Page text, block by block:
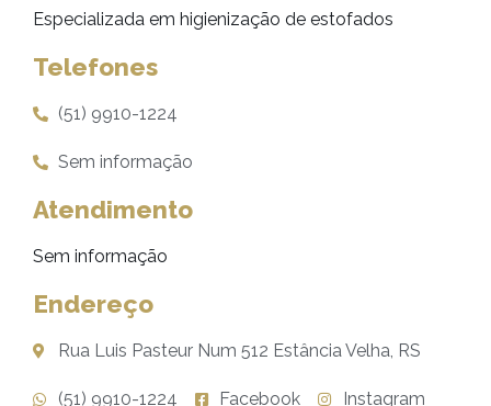
Especializada em higienização de estofados
Telefones
(51) 9910-1224
Sem informação
Atendimento
Sem informação
Endereço
Rua Luis Pasteur Num 512 Estância Velha, RS
(51) 9910-1224 Facebook Instagram